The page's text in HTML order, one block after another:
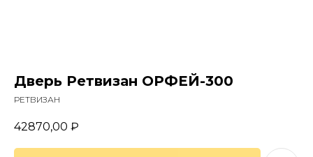
Дверь Ретвизан ОРФЕЙ-300
РЕТВИЗАН
42870,00 ₽